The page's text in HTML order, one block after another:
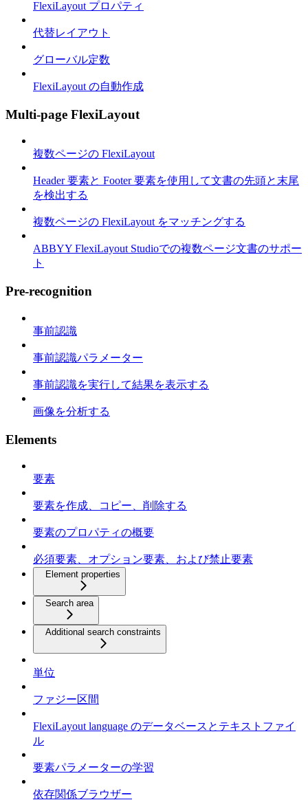
FlexiLayout プロパティ
代替レイアウト
グローバル定数
FlexiLayout の自動作成
Multi-page FlexiLayout
複数ページの FlexiLayout
Header 要素と Footer 要素を使用して文書の先頭と末尾
を検出する
複数ページの FlexiLayout をマッチングする
ABBYY FlexiLayout Studioでの複数ページ文書のサポー
ト
Pre-recognition
事前認識
事前認識パラメーター
事前認識を実行して結果を表示する
画像を分析する
Elements
要素
要素を作成、コピー、削除する
要素のプロパティの概要
必須要素、オプション要素、および禁止要素
Element properties
Search area
Additional search constraints
単位
ファジー区間
FlexiLayout language のデータベースとテキストファイ
ル
要素パラメーターの学習
依存関係ブラウザー